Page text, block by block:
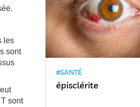
les
sont
sont
#SANTÉ
épisclérite